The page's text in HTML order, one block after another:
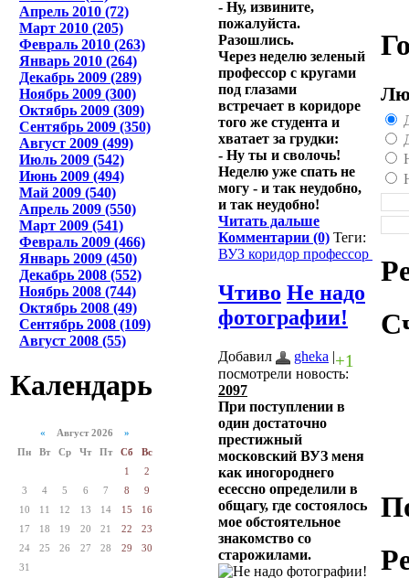
Апрель 2010 (72)
Март 2010 (205)
Февраль 2010 (263)
Январь 2010 (264)
Декабрь 2009 (289)
Ноябрь 2009 (300)
Октябрь 2009 (309)
Сентябрь 2009 (350)
Август 2009 (499)
Июль 2009 (542)
Июнь 2009 (494)
Май 2009 (540)
Апрель 2009 (550)
Март 2009 (541)
Февраль 2009 (466)
Январь 2009 (450)
Декабрь 2008 (552)
Ноябрь 2008 (744)
Октябрь 2008 (49)
Сентябрь 2008 (109)
Август 2008 (55)
Календарь
« Август 2026 »
Пн
Вт Ср Чт Пт Сб
Вс
1
2
3
4 5 6 7 8
9
10
11 12 13 14 15
16
17
18 19 20 21 22
23
24
25 26 27 28 29
30
31
- Ну, извините,
пожалуйста.
Разошлись.
Через неделю зеленый
профессор с кругами
под глазами
встречает в коридоре
того же студента и
хватает за грудки:
- Ну ты и сволочь!
Неделю уже спать не
могу - и так неудобно,
и так неудобно!
Читать дальше
Комментарии (0) Теги:
ВУЗ коридор профессор
Чтиво Не надо
фотографии!
+1
Добавил gheka |
посмотрели новость:
2097
При поступлении в
один достаточно
престижный
московский ВУЗ меня
как иногороднего
есессно определили в
общагу, где состоялось
мое обстоятельное
знакомство со
старожилами.